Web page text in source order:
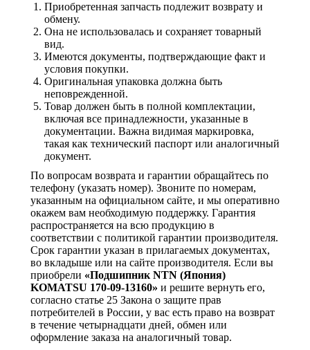
Приобретенная запчасть подлежит возврату и
обмену.
Она не использовалась и сохраняет товарный
вид.
Имеются документы, подтверждающие факт и
условия покупки.
Оригинальная упаковка должна быть
неповрежденной.
Товар должен быть в полной комплектации,
включая все принадлежности, указанные в
документации. Важна видимая маркировка,
такая как технический паспорт или аналогичный
документ.
По вопросам возврата и гарантии обращайтесь по
телефону (указать номер). Звоните по номерам,
указанным на официальном сайте, и мы оперативно
окажем вам необходимую поддержку. Гарантия
распространяется на всю продукцию в
соответствии с политикой гарантии производителя.
Срок гарантии указан в прилагаемых документах,
во вкладыше или на сайте производителя. Если вы
приобрели «Подшипник NTN (Япония)
KOMATSU 170-09-13160» и решите вернуть его,
согласно статье 25 Закона о защите прав
потребителей в России, у вас есть право на возврат
в течение четырнадцати дней, обмен или
оформление заказа на аналогичный товар.